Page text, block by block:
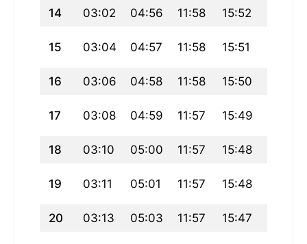
14 03:02 04:56 11:58 15:52
15 03:04 04:57 11:58 15:51
16 03:06 04:58 11:58 15:50
17 03:08 04:59 11:57 15:49
18 03:10 05:00 11:57 15:48
19 03:11 05:01 11:57 15:48
20 03:13 05:03 11:57 15:47